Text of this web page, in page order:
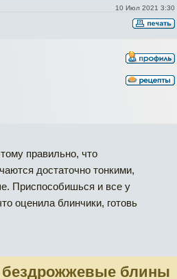
10 Июл 2021 3:30
правильно, что
достаточно тонкими,
Приспособишься и все у
оценила блинчики, готовь
блины